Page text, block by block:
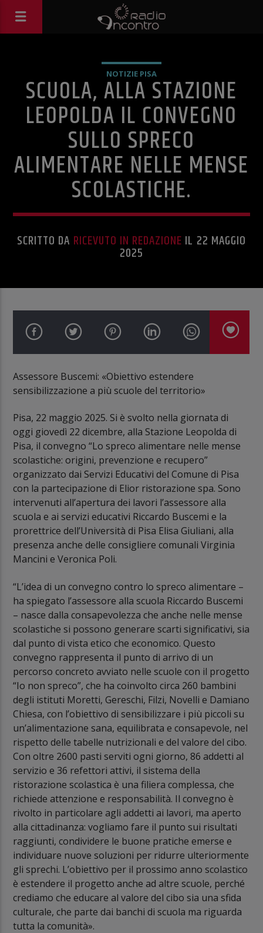
NOTIZIE PISA
SCUOLA, ALLA STAZIONE
LEOPOLDA IL CONVEGNO
SULLO SPRECO
ALIMENTARE NELLE MENSE
SCOLASTICHE.
SCRITTO DA RICEVUTO IN REDAZIONE IL 22 MAGGIO
2025
Assessore Buscemi: «Obiettivo estendere
sensibilizzazione a più scuole del territorio»
Pisa, 22 maggio 2025. Si è svolto nella giornata di
oggi giovedì 22 dicembre, alla Stazione Leopolda di
Pisa, il convegno “Lo spreco alimentare nelle mense
scolastiche: origini, prevenzione e recupero”
organizzato dai Servizi Educativi del Comune di Pisa
con la partecipazione di Elior ristorazione spa. Sono
intervenuti all’apertura dei lavori l’assessore alla
scuola e ai servizi educativi Riccardo Buscemi e la
prorettrice dell’Università di Pisa Elisa Giuliani, alla
presenza anche delle consigliere comunali Virginia
Mancini e Veronica Poli.
“L’idea di un convegno contro lo spreco alimentare –
ha spiegato l’assessore alla scuola Riccardo Buscemi
– nasce dalla consapevolezza che anche nelle mense
scolastiche si possono generare scarti significativi, sia
dal punto di vista etico che economico. Questo
convegno rappresenta il punto di arrivo di un
percorso concreto avviato nelle scuole con il progetto
“Io non spreco”, che ha coinvolto circa 260 bambini
degli istituti Moretti, Gereschi, Filzi, Novelli e Damiano
Chiesa, con l’obiettivo di sensibilizzare i più piccoli su
un’alimentazione sana, equilibrata e consapevole, nel
rispetto delle tabelle nutrizionali e del valore del cibo.
Con oltre 2600 pasti serviti ogni giorno, 86 addetti al
servizio e 36 refettori attivi, il sistema della
ristorazione scolastica è una filiera complessa, che
richiede attenzione e responsabilità. Il convegno è
rivolto in particolare agli addetti ai lavori, ma aperto
alla cittadinanza: vogliamo fare il punto sui risultati
raggiunti, condividere le buone pratiche emerse e
individuare nuove soluzioni per ridurre ulteriormente
gli sprechi. L’obiettivo per il prossimo anno scolastico
è estendere il progetto anche ad altre scuole, perché
crediamo che educare al valore del cibo sia una sfida
culturale, che parte dai banchi di scuola ma riguarda
tutta la comunità».